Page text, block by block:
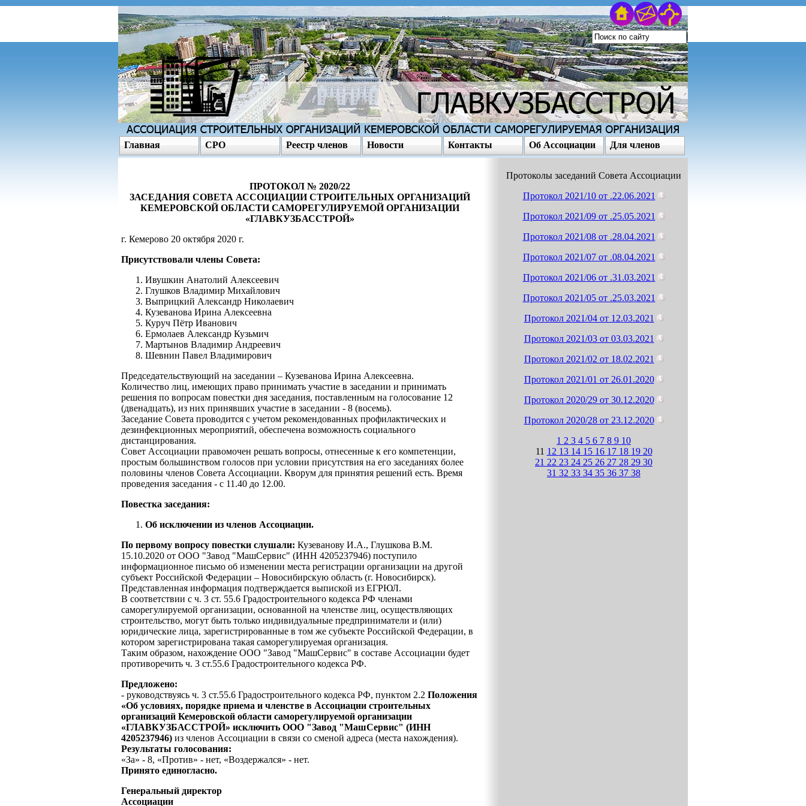
Главная СРО Реестр членов Новости Контакты Об Ассоциации Для членов
ПРОТОКОЛ № 2020/22
ЗАСЕДАНИЯ СОВЕТА АССОЦИАЦИИ СТРОИТЕЛЬНЫХ ОРГАНИЗАЦИЙ
КЕМЕРОВСКОЙ ОБЛАСТИ САМОРЕГУЛИРУЕМОЙ ОРГАНИЗАЦИИ
«ГЛАВКУЗБАССТРОЙ»
г. Кемерово 20 октября 2020 г.
Присутствовали члены Совета:
Ивушкин Анатолий Алексеевич
Глушков Владимир Михайлович
Выприцкий Александр Николаевич
Кузеванова Ирина Алексеевна
Куруч Пётр Иванович
Ермолаев Александр Кузьмич
Мартынов Владимир Андреевич
Шевнин Павел Владимирович
Председательствующий на заседании – Кузеванова Ирина Алексеевна.
Количество лиц, имеющих право принимать участие в заседании и принимать
решения по вопросам повестки дня заседания, поставленным на голосование 12
(двенадцать), из них принявших участие в заседании - 8 (восемь).
Заседание Совета проводится с учетом рекомендованных профилактических и
дезинфекционных мероприятий, обеспечена возможность социального
дистанцирования.
Совет Ассоциации правомочен решать вопросы, отнесенные к его компетенции,
простым большинством голосов при условии присутствия на его заседаниях более
половины членов Совета Ассоциации. Кворум для принятия решений есть. Время
проведения заседания - с 11.40 до 12.00.
Повестка заседания:
Об исключении из членов Ассоциации.
По первому вопросу повестки слушали: Кузеванову И.А., Глушкова В.М.
15.10.2020 от ООО "Завод "МашСервис" (ИНН 4205237946) поступило
информационное письмо об изменении места регистрации организации на другой
субъект Российской Федерации – Новосибирскую область (г. Новосибирск).
Представленная информация подтверждается выпиской из ЕГРЮЛ.
В соответствии с ч. 3 ст. 55.6 Градостроительного кодекса РФ членами
саморегулируемой организации, основанной на членстве лиц, осуществляющих
строительство, могут быть только индивидуальные предприниматели и (или)
юридические лица, зарегистрированные в том же субъекте Российской Федерации, в
котором зарегистрирована такая саморегулируемая организация.
Таким образом, нахождение ООО "Завод "МашСервис" в составе Ассоциации будет
противоречить ч. 3 ст.55.6 Градостроительного кодекса РФ.
Предложено:
- руководствуясь ч. 3 ст.55.6 Градостроительного кодекса РФ, пунктом 2.2 Положения
«Об условиях, порядке приема и членстве в Ассоциации строительных
организаций Кемеровской области саморегулируемой организации
«ГЛАВКУЗБАССТРОЙ» исключить ООО "Завод "МашСервис" (ИНН
4205237946) из членов Ассоциации в связи со сменой адреса (места нахождения).
Результаты голосования:
«За» - 8, «Против» - нет, «Воздержался» - нет.
Принято единогласно.
Генеральный директор
Ассоциации
Протоколы заседаний Совета Ассоциации
Протокол 2021/10 от .22.06.2021
Протокол 2021/09 от .25.05.2021
Протокол 2021/08 от .28.04.2021
Протокол 2021/07 от .08.04.2021
Протокол 2021/06 от .31.03.2021
Протокол 2021/05 от .25.03.2021
Протокол 2021/04 от 12.03.2021
Протокол 2021/03 от 03.03.2021
Протокол 2021/02 от 18.02.2021
Протокол 2021/01 от 26.01.2020
Протокол 2020/29 от 30.12.2020
Протокол 2020/28 от 23.12.2020
1 2 3 4 5 6 7 8 9 10
11 12 13 14 15 16 17 18 19 20
21 22 23 24 25 26 27 28 29 30
31 32 33 34 35 36 37 38